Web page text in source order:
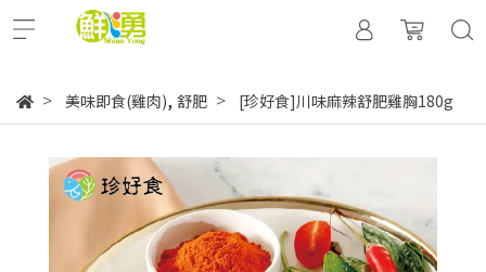
美味即食(雞肉), 舒肥 [珍好食]川味麻辣舒肥雞胸180g